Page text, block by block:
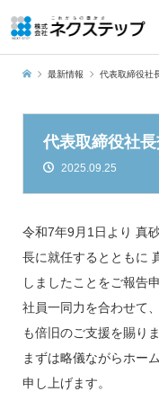
最新情報 代表取締役社
代表取締役社
2025.09.25
令和7年9月1日より 真
長に就任するとともに
しましたことをご報告
社員一同力を合わせて
も倍旧のご支援を賜り
まずは略儀ながらホー
申し上げます。